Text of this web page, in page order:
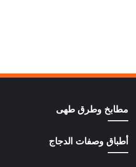
مطابخ وطرق طهى
أطباق وصفات الدجاج